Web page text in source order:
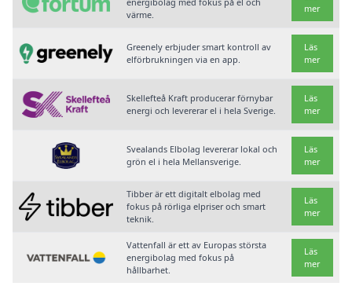
värme.
mer
Greenely erbjuder smart kontroll av
elförbrukningen via en app.
Läs
mer
Skellefteå Kraft producerar förnybar
energi och levererar el i hela Sverige.
Läs
mer
Svealands Elbolag levererar lokal och
grön el i hela Mellansverige.
Läs
mer
Tibber är ett digitalt elbolag med
fokus på rörliga elpriser och smart
teknik.
Läs
mer
Vattenfall är ett av Europas största
energibolag med fokus på
hållbarhet.
Läs
mer